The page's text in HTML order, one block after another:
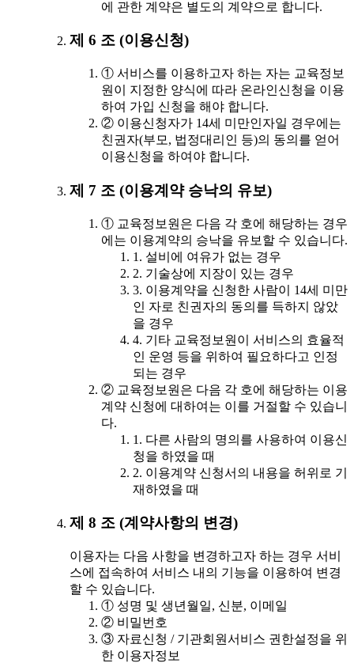
에 관한 계약은 별도의 계약으로 합니다.
제 6 조 (이용신청)
① 서비스를 이용하고자 하는 자는 교육정보
원이 지정한 양식에 따라 온라인신청을 이용
하여 가입 신청을 해야 합니다.
② 이용신청자가 14세 미만인자일 경우에는
친권자(부모, 법정대리인 등)의 동의를 얻어
이용신청을 하여야 합니다.
제 7 조 (이용계약 승낙의 유보)
① 교육정보원은 다음 각 호에 해당하는 경우
에는 이용계약의 승낙을 유보할 수 있습니다.
1. 설비에 여유가 없는 경우
2. 기술상에 지장이 있는 경우
3. 이용계약을 신청한 사람이 14세 미만
인 자로 친권자의 동의를 득하지 않았
을 경우
4. 기타 교육정보원이 서비스의 효율적
인 운영 등을 위하여 필요하다고 인정
되는 경우
② 교육정보원은 다음 각 호에 해당하는 이용
계약 신청에 대하여는 이를 거절할 수 있습니
다.
1. 다른 사람의 명의를 사용하여 이용신
청을 하였을 때
2. 이용계약 신청서의 내용을 허위로 기
재하였을 때
제 8 조 (계약사항의 변경)
이용자는 다음 사항을 변경하고자 하는 경우 서비
스에 접속하여 서비스 내의 기능을 이용하여 변경
할 수 있습니다.
① 성명 및 생년월일, 신분, 이메일
② 비밀번호
③ 자료신청 / 기관회원서비스 권한설정을 위
한 이용자정보